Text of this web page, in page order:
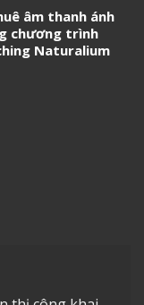
âm thanh ánh
chương trình
Naturalium